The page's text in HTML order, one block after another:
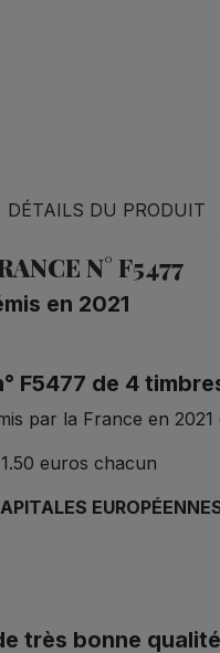
DÉTAILS DU PRODUIT
N° F5477
en 2021
F5477 de 4
par la France en
euros chacun
très bonne qualité